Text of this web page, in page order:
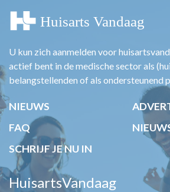
U kun zich aanmelden voor
actief bent in de medische sector als
belangstellenden of als ondersteunend
NIEUWS
FAQ
SCHRIJF JE NU IN
HuisartsVandaag